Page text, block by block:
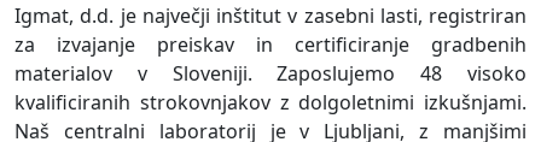
Igmat, d.d. je največji inštitut v zasebni lasti, registriran
za izvajanje preiskav in certificiranje gradbenih
materialov v Sloveniji. Zaposlujemo 48 visoko
kvalificiranih strokovnjakov z dolgoletnimi izkušnjami.
Naš centralni laboratorij je v Ljubljani, z manjšimi